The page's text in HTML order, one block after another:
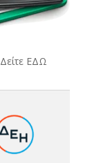
ΕΔΩ